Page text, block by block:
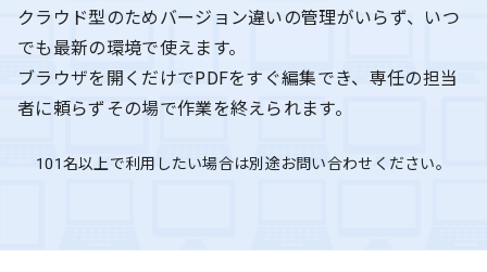
クラウド型のためバージョン違いの管理がいらず、いつ
でも最新の環境で使えます。
ブラウザを開くだけでPDFをすぐ編集でき、専任の担当
者に頼らずその場で作業を終えられます。
101名以上で利用したい場合は別途お問い合わせください。